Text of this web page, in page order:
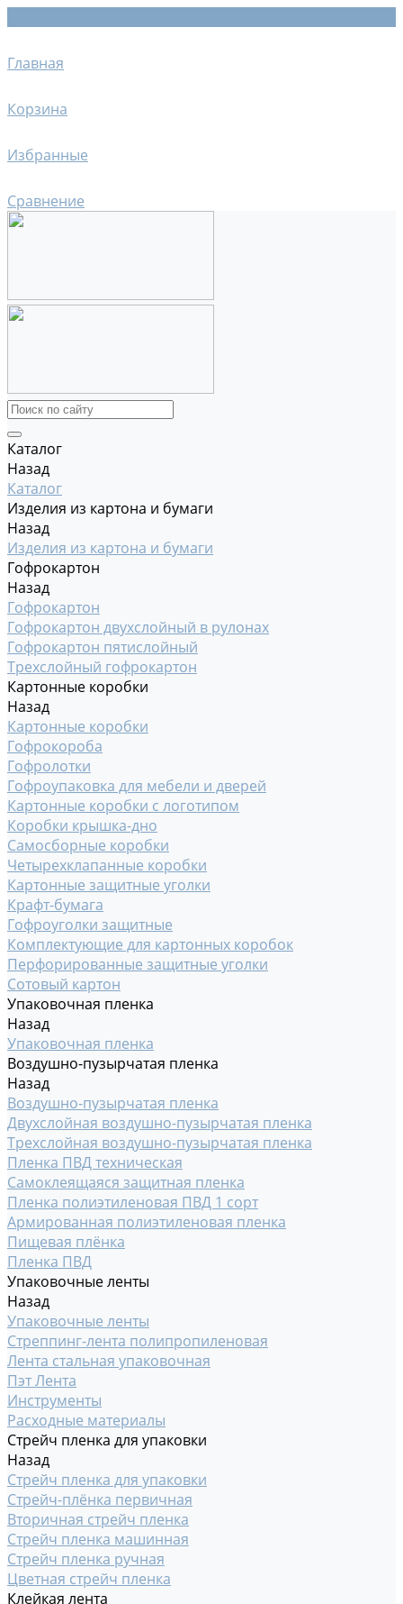
Главная
Корзина
Избранные
Сравнение
Каталог
Назад
Каталог
Изделия из картона и бумаги
Назад
Изделия из картона и бумаги
Гофрокартон
Назад
Гофрокартон
Гофрокартон двухслойный в рулонах
Гофрокартон пятислойный
Трехслойный гофрокартон
Картонные коробки
Назад
Картонные коробки
Гофрокороба
Гофролотки
Гофроупаковка для мебели и дверей
Картонные коробки с логотипом
Коробки крышка-дно
Самосборные коробки
Четырехклапанные коробки
Картонные защитные уголки
Крафт-бумага
Гофроуголки защитные
Комплектующие для картонных коробок
Перфорированные защитные уголки
Сотовый картон
Упаковочная пленка
Назад
Упаковочная пленка
Воздушно-пузырчатая пленка
Назад
Воздушно-пузырчатая пленка
Двухслойная воздушно-пузырчатая пленка
Трехслойная воздушно-пузырчатая пленка
Пленка ПВД техническая
Самоклеящаяся защитная пленка
Пленка полиэтиленовая ПВД 1 сорт
Армированная полиэтиленовая пленка
Пищевая плёнка
Пленка ПВД
Упаковочные ленты
Назад
Упаковочные ленты
Стреппинг-лента полипропиленовая
Лента стальная упаковочная
Пэт Лента
Инструменты
Расходные материалы
Стрейч пленка для упаковки
Назад
Стрейч пленка для упаковки
Стрейч-плёнка первичная
Вторичная стрейч пленка
Стрейч пленка машинная
Стрейч пленка ручная
Цветная стрейч пленка
Клейкая лента